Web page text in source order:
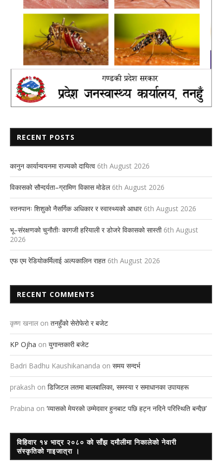
RECENT POSTS
कानुन कार्यान्वयनमा राज्यको दायित्व 6th August 2026
विकासको सौन्दर्यता–ग्रामिण विकास मोडेल 6th August 2026
स्तनपानः शिशुको नैसर्गिक अधिकार र स्वास्थ्यको आधार 6th August 2026
भू–संरक्षणको चुनौतीः कागजी हरियाली र डोजरे विकासको सास्ती 6th August
2026
एफ एम रेडियोकर्मिलाई अल्पकालिन राहत 6th August 2026
RECENT COMMENTS
कृष्ण खनाल on तनहुँको सेरोफेरो र बजेट
KP Ojha on युगान्तकारी बजेट
Badri Badhu Kaushikananda on समय सन्दर्भ
prakash on डिजिटल लतमा बालबालिका, समस्या र समाधानका उपायहरू
Prabina on ‘व्यासको मेयरको उम्मेदवार हुनबाट पछि हट्न नदिने परिस्थिति बन्दैछ’
विहिवार १४ भाद्र २०८० को साँझ दमौलीमा निकालेको नेवारी
संस्कृतिको गाइजात्रा ।